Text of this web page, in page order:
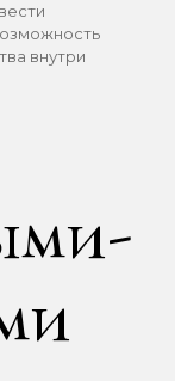
внутри